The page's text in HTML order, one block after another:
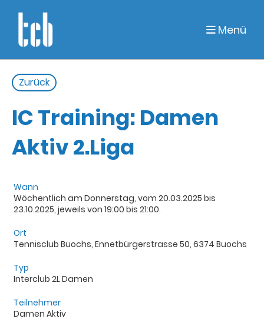
Menü
Zurück
IC Training: Damen
Aktiv 2.Liga
Wann
Wöchentlich am Donnerstag, vom 20.03.2025 bis
23.10.2025, jeweils von 19:00 bis 21:00.
Ort
Tennisclub Buochs, Ennetbürgerstrasse 50, 6374 Buochs
Typ
Interclub 2L Damen
Teilnehmer
Damen Aktiv